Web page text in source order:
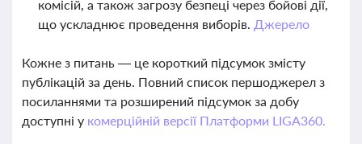
комісій, а також загрозу безпеці через бойові дії,
що ускладнює проведення виборів. Джерело
Кожне з питань — це короткий підсумок змісту
публікацій за день. Повний список першоджерел з
посиланнями та розширений підсумок за добу
доступні у комерційній версії Платформи LIGA360.